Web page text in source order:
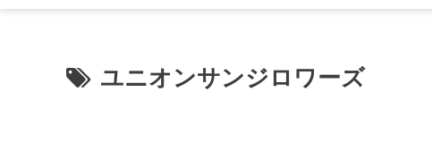
ユニオンサンジロワーズ